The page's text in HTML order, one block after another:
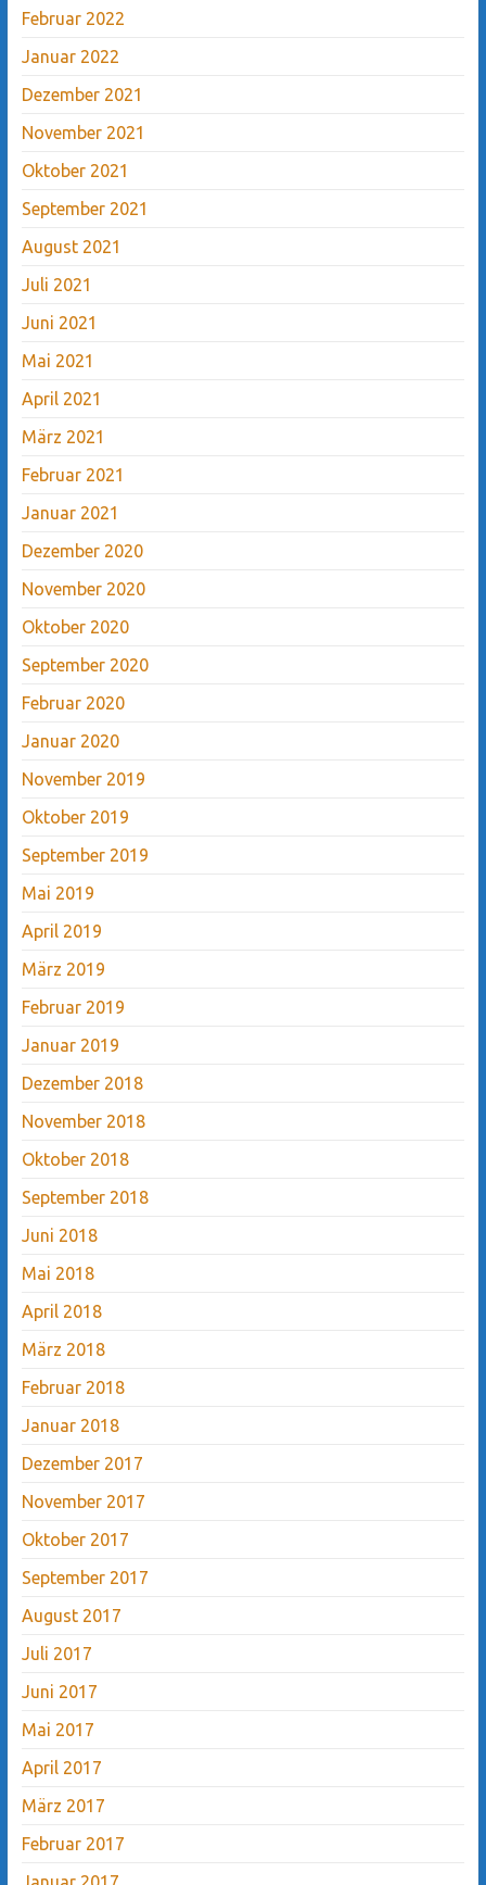
Februar 2022
Januar 2022
Dezember 2021
November 2021
Oktober 2021
September 2021
August 2021
Juli 2021
Juni 2021
Mai 2021
April 2021
März 2021
Februar 2021
Januar 2021
Dezember 2020
November 2020
Oktober 2020
September 2020
Februar 2020
Januar 2020
November 2019
Oktober 2019
September 2019
Mai 2019
April 2019
März 2019
Februar 2019
Januar 2019
Dezember 2018
November 2018
Oktober 2018
September 2018
Juni 2018
Mai 2018
April 2018
März 2018
Februar 2018
Januar 2018
Dezember 2017
November 2017
Oktober 2017
September 2017
August 2017
Juli 2017
Juni 2017
Mai 2017
April 2017
März 2017
Februar 2017